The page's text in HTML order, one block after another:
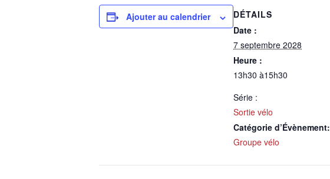
Ajouter au calendrier
DÉTAILS
Date :
7 septembre 2028
Heure :
13h30 à15h30
Série :
Sortie vélo
Catégorie d’Évènement:
Groupe vélo